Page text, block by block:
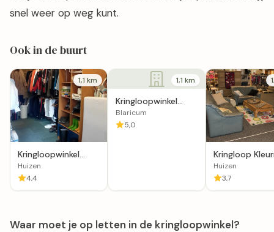
snel weer op weg kunt.
Ook in de buurt
1,1 km
Kringloopwinkel
Stichting Servitas in
Huizen
Huizen
4,4
1,1 km
Kringloopwinkel
Gooisch Goedt in
Blaricum
Blaricum
5,0
Kringloop
Huizen
Huizen
3,7
Waar moet je op letten in de kringloopwinkel?